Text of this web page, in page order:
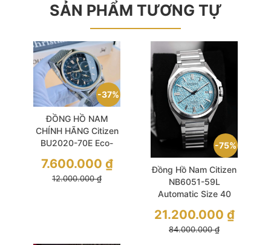
SẢN PHẨM TƯƠNG TỰ
37%
ĐỒNG HỒ NAM
CHÍNH HÃNG Citizen
BU2020-70E Eco-
Time Black Dial Mesh
Band
12.000.000₫
7.600.000 ₫
75%
Đồng Hồ Nam Citizen
NB6051-59L
Automatic Size 40
Mechanical Limited
Edition
84.000.000₫
21.200.000 ₫